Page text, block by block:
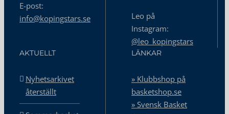
E-post:
info@kopingstars.se
Leo på
Instagram:
@leo_kopingstars
AKTUELLT
Nyhetsarkivet
återställt
LÄNKAR
» Klubbshop på
basketshop.se
» Svensk Basket